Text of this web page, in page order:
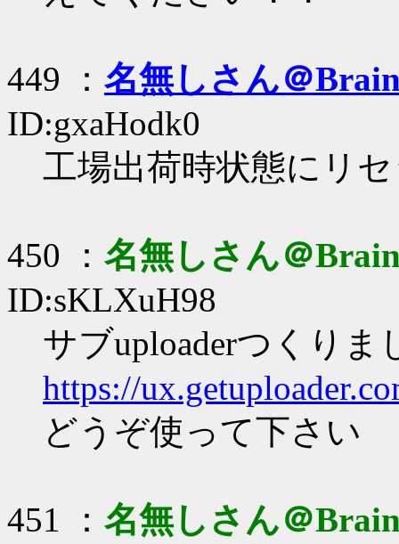
449 ： 名無しさん＠
ID:gxaHodk0
工場出荷時状態にリ
450 ： 名無しさん＠
ID:sKLXuH98
サブuploaderつくりま
https://
どうぞ使って下さい
451 ： 名無しさん＠